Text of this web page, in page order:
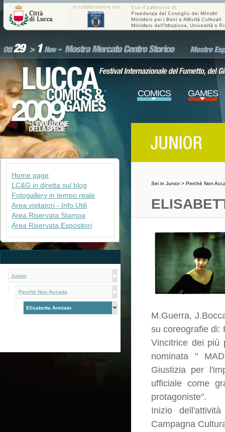
COMICS GAMES
Home page
LC&G in diretta sul blog
Fotogallery in tempo reale
Area visitatori - Info Utili
Area Riservata Stampa
Area Riservata Espositori
Junior
Perchè Non Accada
Elisabetta Armiato
Sei in Junior> Perchè Non
M.Guerra,
su coreografie di:
Vincitrice dei più
nominata "
Giustizia per
ufficiale come
protagoniste".
Inizio
Campagna